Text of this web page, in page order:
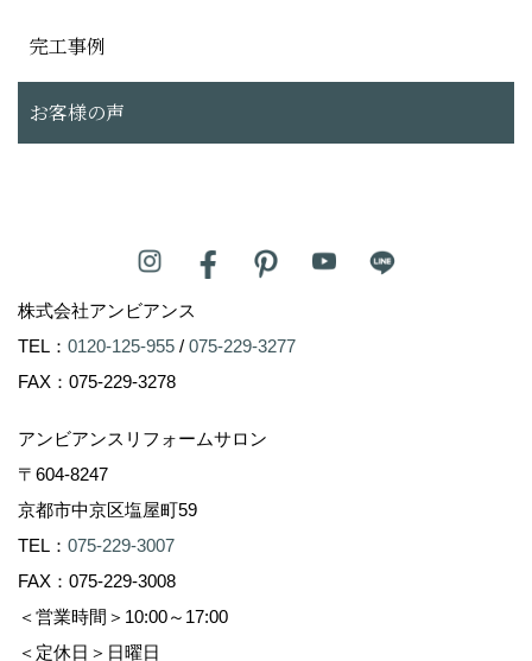
完工事例
お客様の声
株式会社アンビアンス
TEL： 0120-125-955 / 075-229-3277
FAX：075-229-3278
アンビアンスリフォームサロン
〒604-8247
京都市中京区塩屋町59
TEL： 075-229-3007
FAX：075-229-3008
＜営業時間＞10:00～17:00
＜定休日＞日曜日